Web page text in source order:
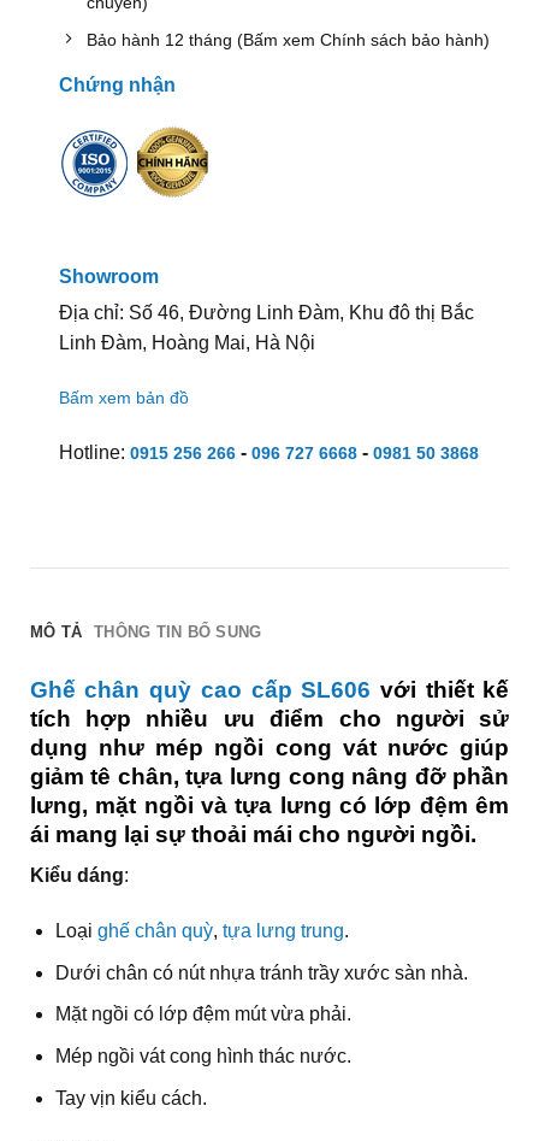
Bảo hành 12 tháng (Bấm xem Chính sách bảo hành)
Chứng nhận
Showroom
Địa chỉ: Số 46, Đường Linh Đàm, Khu đô thị Bắc
Linh Đàm, Hoàng Mai, Hà Nội
Bấm xem bản đồ
Hotline: 0915 256 266- 096 727 6668- 0981 50 3868
MÔ TẢ THÔNG TIN BỔ SUNG
Ghế chân quỳ cao cấp SL606 với thiết kế
tích hợp nhiều ưu điểm cho người sử
dụng như mép ngồi cong vát nước giúp
giảm tê chân, tựa lưng cong nâng đỡ phần
lưng, mặt ngồi và tựa lưng có lớp đệm êm
ái mang lại sự thoải mái cho người ngồi.
Kiểu dáng:
Loại ghế chân quỳ, tựa lưng trung.
Dưới chân có nút nhựa tránh trầy xước sàn nhà.
Mặt ngồi có lớp đệm mút vừa phải.
Mép ngồi vát cong hình thác nước.
Tay vịn kiểu cách.